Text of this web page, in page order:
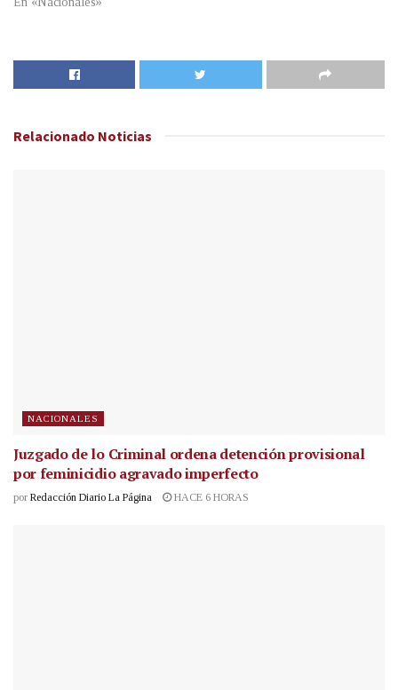
Relacionado Noticias
NACIONALES
Juzgado de lo Criminal ordena detención provisional
por feminicidio agravado imperfecto
por Redacción Diario La Página HACE 6 HORAS